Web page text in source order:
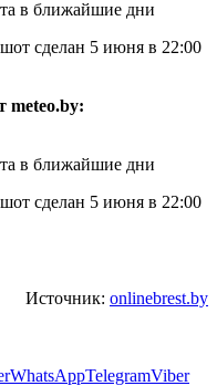
сделан 5 июня в 22:00
meteo.by:
сделан 5 июня в 22:00
Источник: onlinebrest.by
WhatsAppTelegramViber